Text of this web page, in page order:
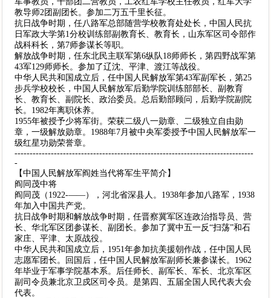
教导师2团副团长。参加二万五千里长征。
抗日战争时期，任八路军总部随营学校教育处处长，中国人民抗
日军政大学第1分校训练部副教育长、教育长，山东军区司令部作
战科科长，第7师参谋长等职。
解放战争时期，任东北民主联军第6纵队18师师长，第四野战军第
43军129师师长。参加了辽沈、平津、渡江等战役。
中华人民共和国成立后，任中国人民解放军第43军副军长，第25
步兵学校校长，中国人民解放军后勤学院训练部部长、副教育
长、教育长、副院长、政治委员。总后勤部顾问，后勤学院副院
长。1982年离职休养。
1955年被授予少将军街。荣获二级八一勋章、二级独立自由勋
章，一级解放勋章。1988年7月被中央军委授予中国人民解放军一
级红星功勋荣誉章。
-------------------------------------------------------------------------------
-
【中国人民解放军阎姓当代将军生平简介】
阎同茂中将
阎同茂（1922-——），河北省深县人。1938年参加八路军，1938
年加入中国共产党。
抗日战争时期和解放战争时期，任晋察冀军区连政治指导员、营
长、华北军区团参谋长、副团长。参加了冀中五一反“扫荡”和石
家庄、平津、太原战役。
中华人民共和国成立后，1951年参加抗美援朝作战，任中国人民
志愿军团长。回国后，任中国人民解放军副师长兼参谋长。1962
年毕业于军事学院基本系。后任师长、副军长、军长、北京军区
副司令员兼北京卫戍区司令员。是第四、五届全国人民代表大会
代表。